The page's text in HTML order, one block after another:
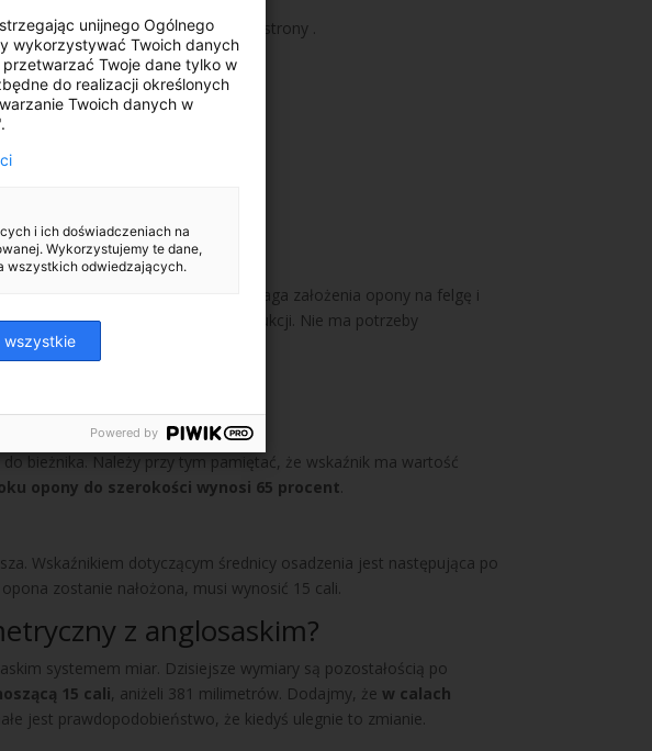
nabyć za pośrednictwem strony .
Poprawność pomiaru wymaga założenia opony na felgę i
dokonywane są w procesie produkcji. Nie ma potrzeby
bieżnika. Należy przy tym pamiętać, że wskaźnik ma wartość
opony do szerokości wynosi 65 procent.
Wskaźnikiem dotyczącym średnicy osadzenia jest następująca po
zostanie nałożona, musi wynosić 15 cali.
z anglosaskim?
systemem miar. Dzisiejsze wymiary są pozostałością po
15 cali, aniżeli 381 milimetrów. Dodajmy, że w calach
jest prawdopodobieństwo, że kiedyś ulegnie to zmianie.
unijnego Ogólnego
wykorzystywać Twoich danych
Twoje dane tylko w
do realizacji określonych
Twoich danych w
i ich doświadczeniach na
Wykorzystujemy te dane,
wszystkich odwiedzających.
wszystkie
Powered by